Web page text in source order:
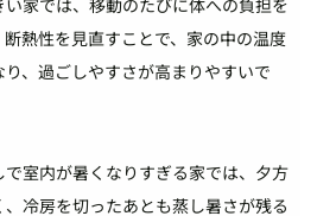
家では、移動のたびに体への負担を
熱性を見直すことで、家の中の温度
、過ごしやすさが高まりやすいで
室内が暑くなりすぎる家では、夕方
冷房を切ったあとも蒸し暑さが残る